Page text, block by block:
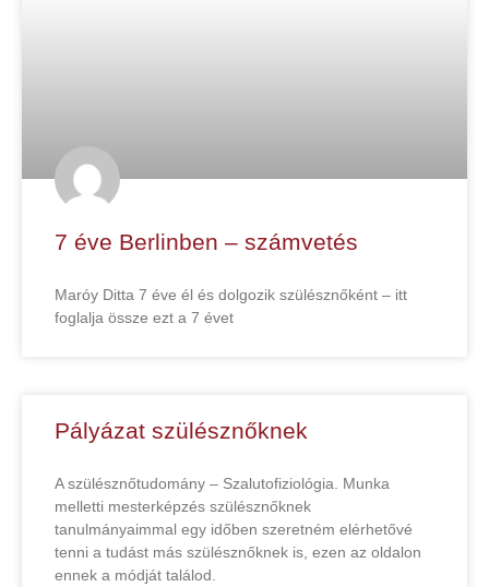
7 éve Berlinben – számvetés
Maróy Ditta 7 éve él és dolgozik szülésznőként – itt
foglalja össze ezt a 7 évet
Pályázat szülésznőknek
A szülésznőtudomány – Szalutofiziológia. Munka
melletti mesterképzés szülésznőknek
tanulmányaimmal egy időben szeretném elérhetővé
tenni a tudást más szülésznőknek is, ezen az oldalon
ennek a módját találod.